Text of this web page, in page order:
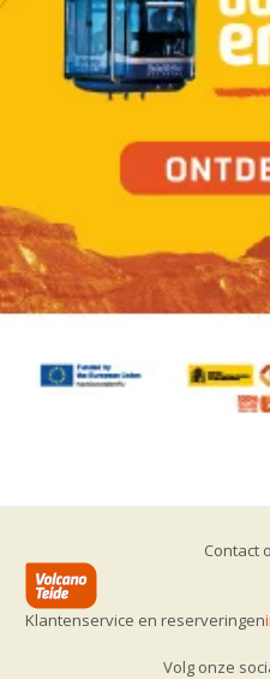
Contact
Klantenservice en reserveringen
Volg onze